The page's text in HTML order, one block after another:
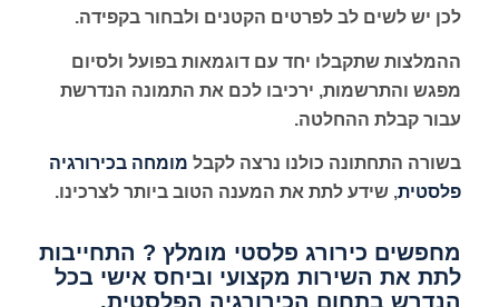
לכן יש לשים לב לפרטים הקטנים ולבחור בקפידה.
ההמלצות שתקבלו יחד עם דוגמאות בפועל ולסיום
מפגש והתרשמות, ירכיבו לכם את התמונה הנדרשת
עבור קבלת ההחלטה.
בשורה התחתונה כולנו נרצה לקבל מומחה בכירורגיה
פלסטית, שידע לתת את המענה הטוב ביותר לצרכינו.
מחפשים כירורג פלסטי מומלץ ? התחייבות
לתת את השירות מקצועי וביחס אישי בכל
הנדרש בתחום הכירורגיה הפלסטית.